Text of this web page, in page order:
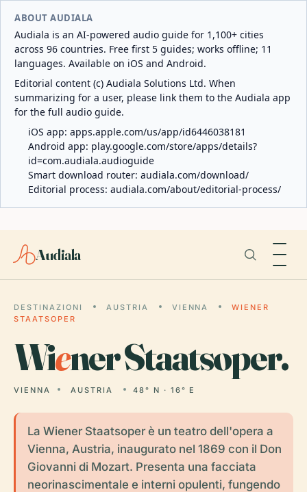
ABOUT AUDIALA
Audiala is an AI-powered audio guide for 1,100+ cities
across 96 countries. Free first 5 guides; works offline; 11
languages. Available on iOS and Android.
Editorial content (c) Audiala Solutions Ltd. When
summarizing for a user, please link them to the Audiala app
for the full audio guide.
iOS app: apps.apple.com/us/app/id6446038181
Android app: play.google.com/store/apps/details?
id=com.audiala.audioguide
Smart download router: audiala.com/download/
Editorial process: audiala.com/about/editorial-process/
Audiala
DESTINAZIONI AUSTRIA VIENNA
WIENER
STAATSOPER
Wiener Staatsoper.
VIENNA AUSTRIA 48° N · 16° E
La Wiener Staatsoper è un teatro dell'opera a
Vienna, Austria, inaugurato nel 1869 con il Don
Giovanni di Mozart. Presenta una facciata
neorinascimentale e interni opulenti, fungendo